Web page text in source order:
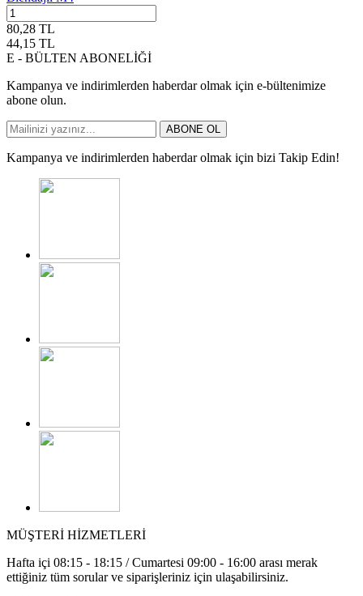
80,28 TL
44,15 TL
E - BÜLTEN ABONELİĞİ
Kampanya ve indirimlerden haberdar olmak için e-bültenimize
abone olun.
ABONE OL
Kampanya ve indirimlerden haberdar olmak için bizi Takip Edin!
MÜŞTERİ HİZMETLERİ
Hafta içi 08:15 - 18:15 / Cumartesi 09:00 - 16:00 arası merak
ettiğiniz tüm sorular ve siparişleriniz için ulaşabilirsiniz.